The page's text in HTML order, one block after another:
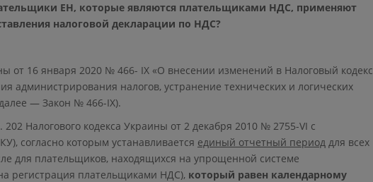
ЕН, которые являются плательщиками НДС, применяют
налоговой декларации по НДС?
от 16 января 2020 № 466- ІХ «О внесении изменений в Налоговый кодекс
администрирования налогов, устранение технических и логических
— Закон № 466-ІХ).
Налогового кодекса Украины от 2 декабря 2010 № 2755-VI с
согласно которым устанавливается единый отчетный период для всех
для плательщиков, находящихся на упрощенной системе
регистрация плательщиками НДС), который равен календарному